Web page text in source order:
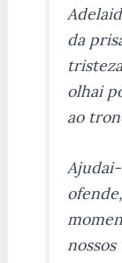
da
olhai
ao